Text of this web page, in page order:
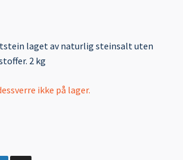
laget av naturlig steinsalt uten
2 kg
ikke på lager.